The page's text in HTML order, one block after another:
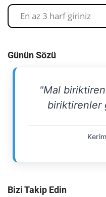
Günün Sözü
"Mal
biriktirenler
Bizi Takip Edin